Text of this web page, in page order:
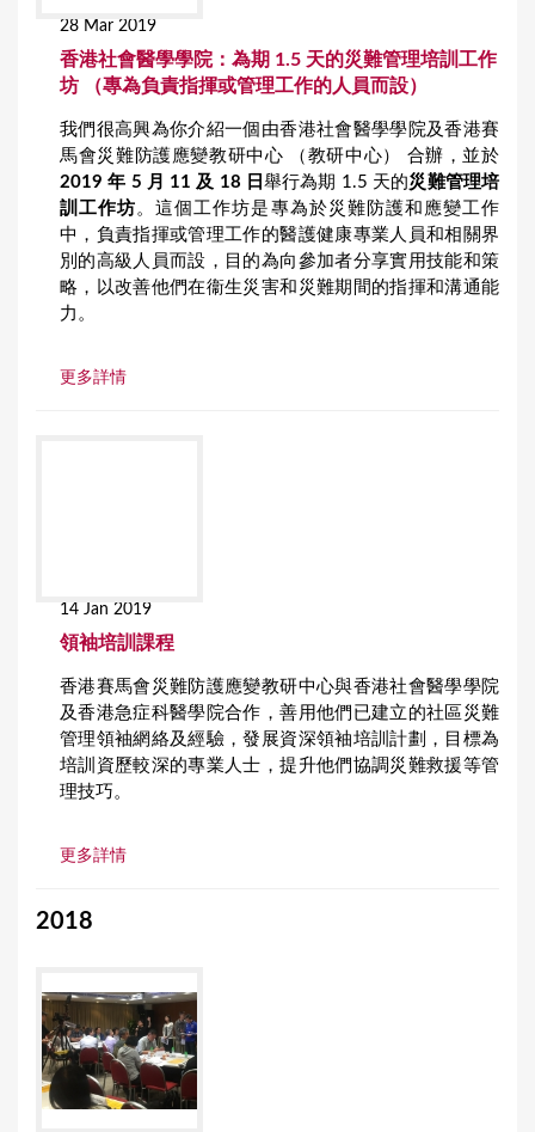
28 Mar 2019
香港社會醫學學院：為期 1.5 天的災難管理培訓工作
坊 （專為負責指揮或管理工作的人員而設）
我們很高興為你介紹一個由香港社會醫學學院及香港賽
馬會災難防護應變教研中心 （教研中心） 合辦，並於
2019 年 5 月 11 及 18 日 舉行為期 1.5 天的災難管理培
訓工作坊。這個工作坊是專為於災難防護和應變工作
中，負責指揮或管理工作的醫護健康專業人員和相關界
別的高級人員而設，目的為向參加者分享實用技能和策
略，以改善他們在衞生災害和災難期間的指揮和溝通能
力。
更多詳情
14 Jan 2019
領袖培訓課程
香港賽馬會災難防護應變教研中心與香港社會醫學學院
及香港急症科醫學院合作，善用他們已建立的社區災難
管理領袖網絡及經驗，發展資深領袖培訓計劃，目標為
培訓資歷較深的專業人士，提升他們協調災難救援等管
理技巧。
更多詳情
2018